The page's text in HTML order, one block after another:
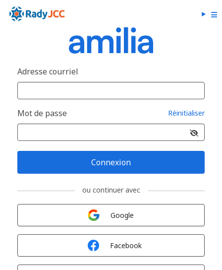
Adresse courriel
Mot de passe Réinitialiser
Connexion
ou continuer avec
Google
Facebook